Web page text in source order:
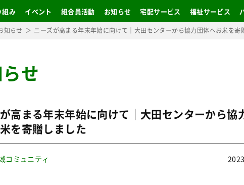
組み イベント 組合員活動 お知らせ 宅配サービス 福祉サービス
知らせ ニーズが高まる年末年始に向けて｜大田センターから協力団体へお米を寄
せ
高まる年末年始に向けて｜大田センターから協
を寄贈しました
コミュニティ